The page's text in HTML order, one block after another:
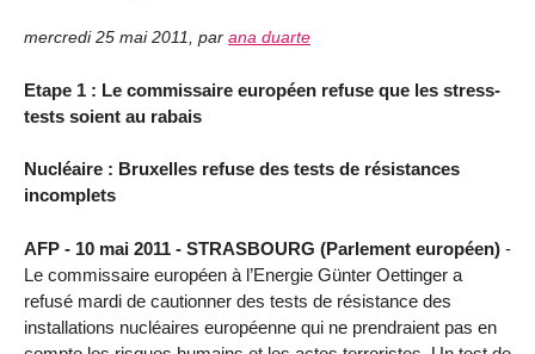
mercredi 25 mai 2011 par ana duarte
Etape 1 : Le commissaire européen refuse que les stress-
tests soient au rabais
Nucléaire : Bruxelles refuse des tests de résistances
incomplets
AFP - 10 mai 2011 - STRASBOURG (Parlement européen) -
Le commissaire européen à l’Energie Günter Oettinger a
refusé mardi de cautionner des tests de résistance des
installations nucléaires européenne qui ne prendraient pas en